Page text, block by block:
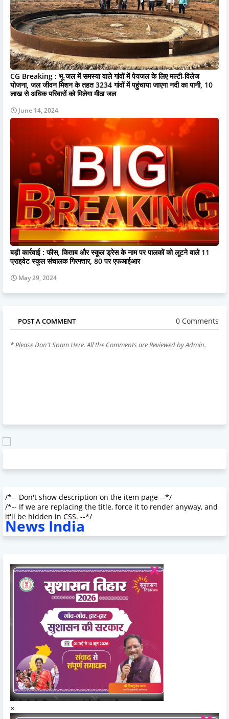
CG Breaking : भू-जल में समस्या वाले गांवों में पेयजल के लिए मल्टी-विलेज
योजना, जल जीवन मिशन के तहत 3234 गांवों में पहुंचाया जाएगा नदी का पानी, 10
लाख से अधिक परिवारों को मिलेगा मीठा जल
June 14, 2024
बड़ी कार्रवाई : फीस, किताब और स्‍कूल ड्रेस के नाम पर पालकों को लूटने वाले 11
प्राइवेट स्‍कूल संचालक गिरफ्तार, 80 पर एफआईआर
May 29, 2024
POST A COMMENT 0 Comments
* Please Don't Spam Here. All the Comments are Reviewed by Admin.
/*-- Don't show description on the item page --*/
/*-- If we are replacing the title, force it to render anyway, and
it'll be hidden in CSS. --*/
News India
×